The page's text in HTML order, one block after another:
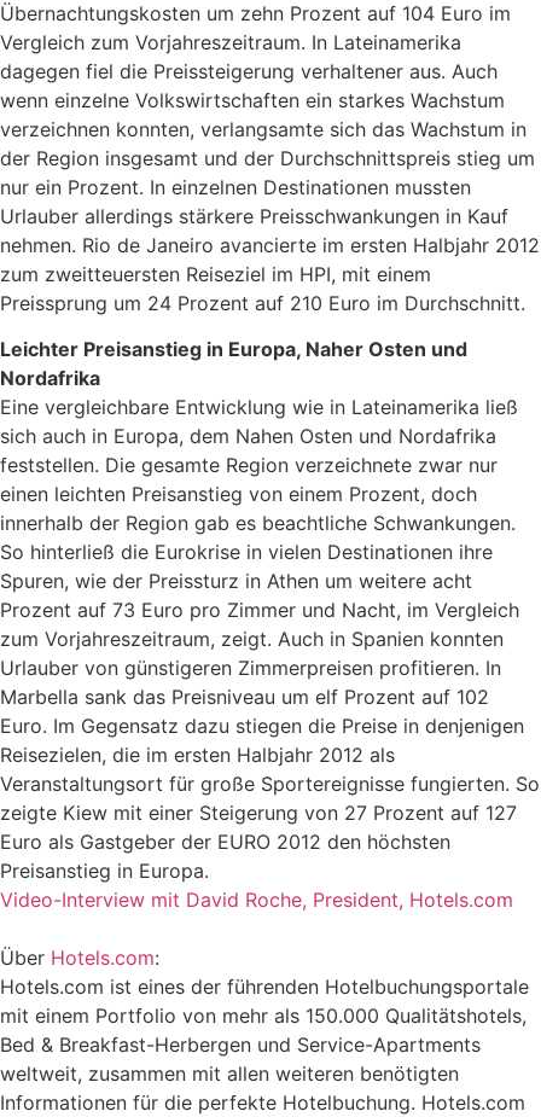
Übernachtungskosten um zehn Prozent auf 104 Euro im
Vergleich zum Vorjahreszeitraum. In Lateinamerika
dagegen fiel die Preissteigerung verhaltener aus. Auch
wenn einzelne Volkswirtschaften ein starkes Wachstum
verzeichnen konnten, verlangsamte sich das Wachstum in
der Region insgesamt und der Durchschnittspreis stieg um
nur ein Prozent. In einzelnen Destinationen mussten
Urlauber allerdings stärkere Preisschwankungen in Kauf
nehmen. Rio de Janeiro avancierte im ersten Halbjahr 2012
zum zweitteuersten Reiseziel im HPI, mit einem
Preissprung um 24 Prozent auf 210 Euro im Durchschnitt.
Leichter Preisanstieg in Europa, Naher Osten und
Nordafrika
Eine vergleichbare Entwicklung wie in Lateinamerika ließ
sich auch in Europa, dem Nahen Osten und Nordafrika
feststellen. Die gesamte Region verzeichnete zwar nur
einen leichten Preisanstieg von einem Prozent, doch
innerhalb der Region gab es beachtliche Schwankungen.
So hinterließ die Eurokrise in vielen Destinationen ihre
Spuren, wie der Preissturz in Athen um weitere acht
Prozent auf 73 Euro pro Zimmer und Nacht, im Vergleich
zum Vorjahreszeitraum, zeigt. Auch in Spanien konnten
Urlauber von günstigeren Zimmerpreisen profitieren. In
Marbella sank das Preisniveau um elf Prozent auf 102
Euro. Im Gegensatz dazu stiegen die Preise in denjenigen
Reisezielen, die im ersten Halbjahr 2012 als
Veranstaltungsort für große Sportereignisse fungierten. So
zeigte Kiew mit einer Steigerung von 27 Prozent auf 127
Euro als Gastgeber der EURO 2012 den höchsten
Preisanstieg in Europa.
Video-Interview mit David Roche, President, Hotels.com
Über Hotels.com:
Hotels.com ist eines der führenden Hotelbuchungsportale
mit einem Portfolio von mehr als 150.000 Qualitätshotels,
Bed & Breakfast-Herbergen und Service-Apartments
weltweit, zusammen mit allen weiteren benötigten
Informationen für die perfekte Hotelbuchung. Hotels.com